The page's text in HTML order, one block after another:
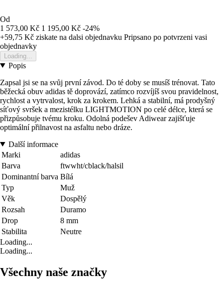
Od
1 573,00 Kč 1 195,00 Kč -24%
+59,75 Kč ziskate na dalsi objednavku Pripsano po potvrzeni vasi
objednavky
Loading...
Popis
Zapsal jsi se na svůj první závod. Do té doby se musíš trénovat. Tato
běžecká obuv adidas tě doprovází, zatímco rozvíjíš svou pravidelnost,
rychlost a vytrvalost, krok za krokem. Lehká a stabilní, má prodyšný
síťový svršek a mezistélku LIGHTMOTION po celé délce, která se
přizpůsobuje tvému kroku. Odolná podešev Adiwear zajišťuje
optimální přilnavost na asfaltu nebo dráze.
Další informace
Marki
adidas
Barva
ftwwht/cblack/halsil
Dominantní barva Bílá
Typ
Muž
Věk
Dospělý
Rozsah
Duramo
Drop
8 mm
Stabilita
Neutre
Loading...
Loading...
Všechny naše značky